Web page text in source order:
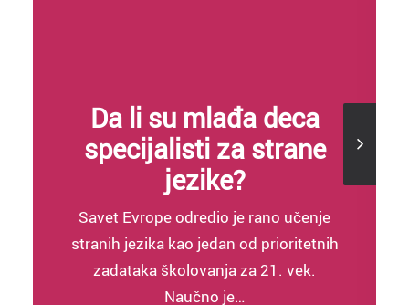
Da li su mlađa deca
specijalisti za strane
jezike?
Savet Evrope odredio je rano učenje
stranih jezika kao jedan od prioritetnih
zadataka školovanja za 21. vek.
Naučno je…